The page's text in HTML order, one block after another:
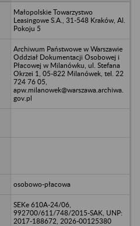
Małopolskie Towarzystwo
Leasingowe S.A., 31-548 Kraków, Al.
Pokoju 5
Archiwum Państwowe w Warszawie
Oddział Dokumentacji Osobowej i
Płacowej w Milanówku, ul. Stefana
Okrzei 1, 05-822 Milanówek, tel. 22
724 76 05,
apw.milanowek@warszawa.archiwa.
gov.pl
osobowo-płacowa
SEKe 610A-24/06,
992700/611/748/2015-SAK, UNP:
2017-188672, 2026-00125380